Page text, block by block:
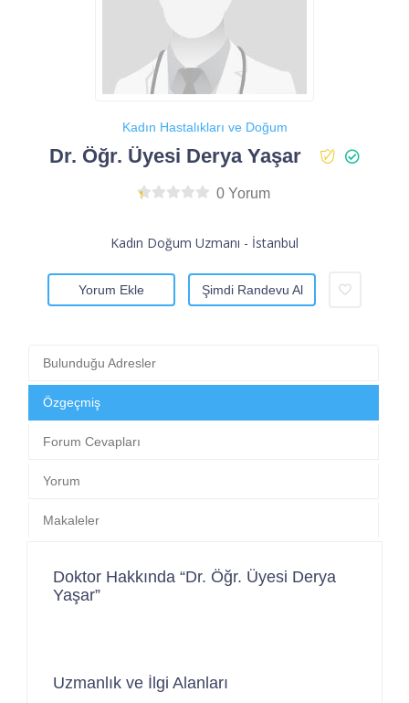
Kadın Hastalıkları ve Doğum
Dr. Öğr. Üyesi Derya Yaşar
0 Yorum
Kadın Doğum Uzmanı - İstanbul
Yorum Ekle Şimdi Randevu Al
Bulunduğu Adresler
Özgeçmiş
Forum Cevapları
Yorum
Makaleler
Doktor Hakkında “Dr. Öğr. Üyesi Derya
Yaşar”
Uzmanlık ve İlgi Alanları